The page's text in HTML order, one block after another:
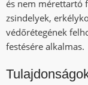
és nem mérettartó
zsindelyek,
védőrétegének
festésére alkalmas.